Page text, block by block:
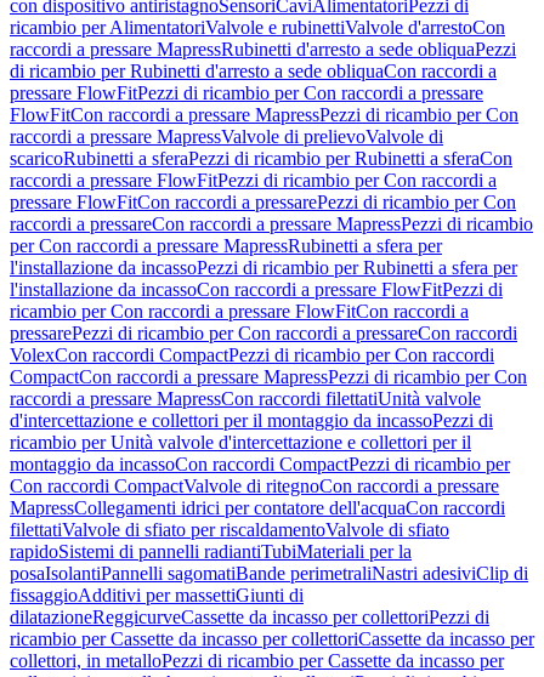
con dispositivo antiristagnoSensoriCaviAlimentatori Pezzi di
ricambio per AlimentatoriValvole e rubinettiValvole d'arrestoCon
raccordi a pressare MapressRubinetti d'arresto a sede obliquaPezzi
di ricambio per Rubinetti d'arresto a sede obliquaCon raccordi a
pressare FlowFitPezzi di ricambio per Con raccordi a pressare
FlowFitCon raccordi a pressare MapressPezzi di ricambio per Con
raccordi a pressare MapressValvole di prelievoValvole di
scaricoRubinetti a sferaPezzi di ricambio per Rubinetti a sferaCon
raccordi a pressare FlowFitPezzi di ricambio per Con raccordi a
pressare FlowFitCon raccordi a pressarePezzi di ricambio per Con
raccordi a pressareCon raccordi a pressare MapressPezzi di ricambio
per Con raccordi a pressare MapressRubinetti a sfera per
l'installazione da incassoPezzi di ricambio per Rubinetti a sfera per
l'installazione da incassoCon raccordi a pressare FlowFitPezzi di
ricambio per Con raccordi a pressare FlowFitCon raccordi a
pressarePezzi di ricambio per Con raccordi a pressareCon raccordi
VolexCon raccordi CompactPezzi di ricambio per Con raccordi
CompactCon raccordi a pressare MapressPezzi di ricambio per Con
raccordi a pressare MapressCon raccordi filettatiUnità valvole
d'intercettazione e collettori per il montaggio da incassoPezzi di
ricambio per Unità valvole d'intercettazione e collettori per il
montaggio da incassoCon raccordi CompactPezzi di ricambio per
Con raccordi CompactValvole di ritegnoCon raccordi a pressare
MapressCollegamenti idrici per contatore dell'acquaCon raccordi
filettatiValvole di sfiato per riscaldamentoValvole di sfiato
rapidoSistemi di pannelli radiantiTubiMateriali per la
posaIsolantiPannelli sagomatiBande perimetraliNastri adesiviClip di
fissaggioAdditivi per massettiGiunti di
dilatazioneReggicurveCassette da incasso per collettoriPezzi di
ricambio per Cassette da incasso per collettoriCassette da incasso per
collettori, in metalloPezzi di ricambio per Cassette da incasso per